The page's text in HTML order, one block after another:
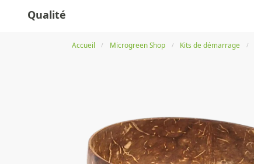
Qualité
Accueil / Microgreen Shop / Kits de démarrage /